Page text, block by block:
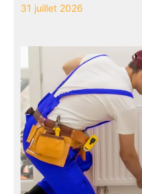
31 juillet 2026